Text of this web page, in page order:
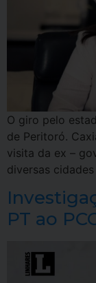
O giro pelo
de Peritoró.
visita da ex –
diversas
PT ao